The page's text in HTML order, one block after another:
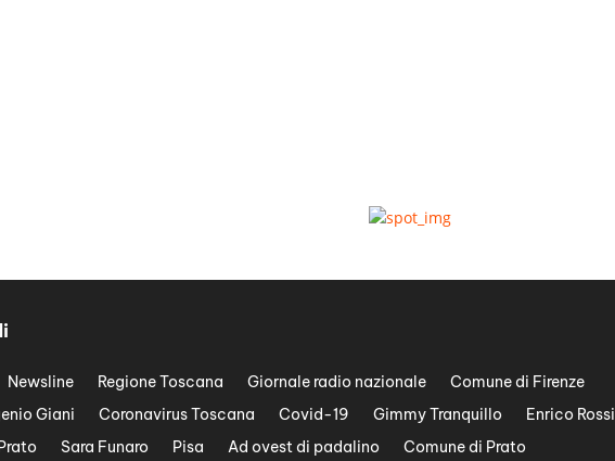
Newsline Regione Toscana Giornale radio nazionale
Comune di Firenze
Giani Coronavirus Toscana Covid-19 Gimmy Tranquillo
Enrico Rossi
Sara Funaro Pisa Ad ovest di padalino
Comune di Prato